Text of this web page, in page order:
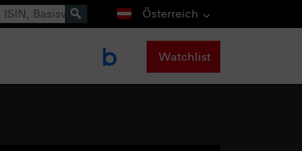
Österreich
Watchlist